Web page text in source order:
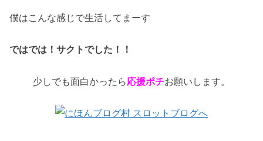
僕はこんな感じで生活してまーす
ではでは！サクトでした！！
少しでも面白かったら応援ポチお願いします。